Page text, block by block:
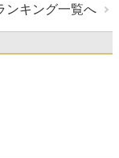
ンキング一覧へ